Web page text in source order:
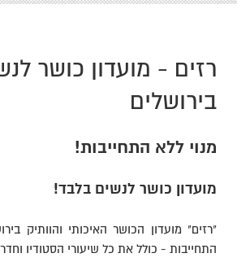
רזים - מועדון כושר
בירושלים
מנוי ללא התחייבות!
מועדון כושר לנשים בלבד!
"רזים" מועדון הכושר האיכותי והוותיק
התחייבות - כולל את כל שיעורי הסטודיו